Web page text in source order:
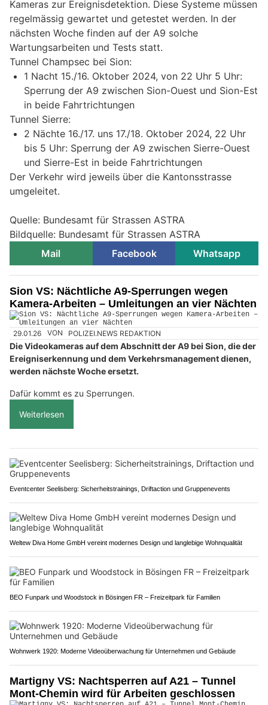
Kameras zur Ereignisdetektion. Diese Systeme müssen
regelmässig gewartet und getestet werden. In der
nächsten Woche finden auf der A9 solche
Wartungsarbeiten und Tests statt.
Tunnel Champsec bei Sion:
1 Nacht 15./16. Oktober 2024, von 22 Uhr 5 Uhr:
Sperrung der A9 zwischen Sion-Ouest und Sion-Est
in beide Fahrtrichtungen
Tunnel Sierre:
2 Nächte 16./17. uns 17./18. Oktober 2024, 22 Uhr
bis 5 Uhr: Sperrung der A9 zwischen Sierre-Ouest
und Sierre-Est in beide Fahrtrichtungen
Der Verkehr wird jeweils über die Kantonsstrasse
umgeleitet.
Quelle: Bundesamt für Strassen ASTRA
Bildquelle: Bundesamt für Strassen ASTRA
Mail
Facebook Whatsapp
Sion VS: Nächtliche A9-Sperrungen wegen
Kamera-Arbeiten – Umleitungen an vier Nächten
29.01.26 VON POLIZEI.NEWS REDAKTION
Die Videokameras auf dem Abschnitt der A9 bei Sion, die der
Ereigniserkennung und dem Verkehrsmanagement dienen,
werden nächste Woche ersetzt.
Dafür kommt es zu Sperrungen.
Weiterlesen
Eventcenter Seelisberg: Sicherheitstrainings, Driftaction und Gruppenevents
Weltew Diva Home GmbH vereint modernes Design und langlebige Wohnqualität
BEO Funpark und Woodstock in Bösingen FR – Freizeitpark für Familien
Wohnwerk 1920: Moderne Videoüberwachung für Unternehmen und Gebäude
Martigny VS: Nachtsperren auf A21 – Tunnel
Mont-Chemin wird für Arbeiten geschlossen